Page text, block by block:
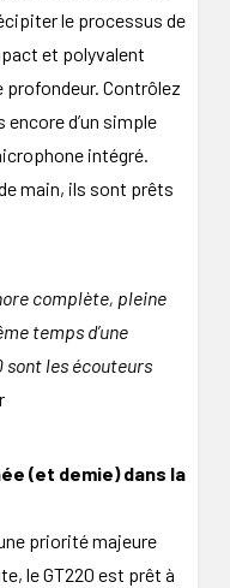
le processus de
et polyvalent
profondeur. Contrôlez
d’un simple
intégré.
main, ils sont prêts
complète, pleine
temps d’une
sont les écouteurs
(et demie) dans la
priorité majeure
le GT220 est prêt à